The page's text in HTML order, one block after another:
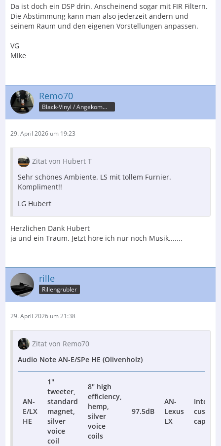
Da ist doch ein DSP drin. Anscheinend sogar mit FIR Filtern.
Die Abstimmung kann man also jederzeit ändern und
seinem Raum und den eigenen Vorstellungen anpassen.
VG
Mike
Remo70
Black-Vinyl / Angekommen....
29. April 2026 um 19:23
Zitat von Hubert T
Sehr schönes Ambiente. LS mit tollem Furnier.
Kompliment!!
LG Hubert
Herzlichen Dank Hubert
ja und ein Traum. Jetzt höre ich nur noch Musik.......
rille
Rillengrübler
29. April 2026 um 21:38
Zitat von Remo70
Audio Note AN-E/SPe HE (Olivenholz)
AN-
E/LX
HE
1"
tweeter,
standard
magnet,
silver
voice
coil
8" high
efficiency,
hemp,
silver
voice
coils
97.5dB
AN-
Lexus
LX
custom